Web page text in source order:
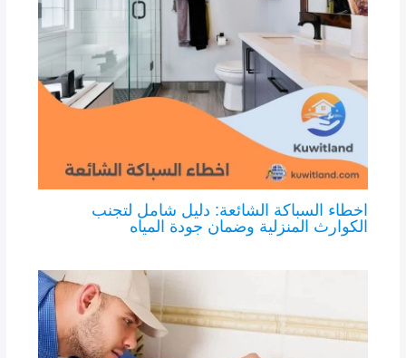
اخطاء السباكة الشائعة: دليل شامل لتجنب
الكوارث المنزلية وضمان جودة المياه